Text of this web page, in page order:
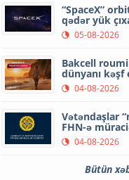
“SpaceX”
qədər yük
05-08-2026
Bakcell
dünyanı kəşf
04-08-2026
Vətəndaşlar
FHN-ə
04-08-2026
Bütün